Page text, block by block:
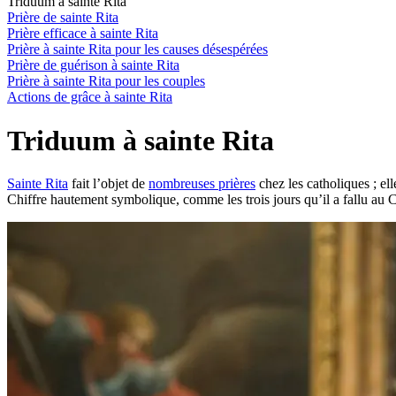
Prière de sainte Rita
Prière efficace à sainte Rita
Prière à sainte Rita pour les causes désespérées
Prière de guérison à sainte Rita
Prière à sainte Rita pour les couples
Actions de grâce à sainte Rita
Triduum à sainte Rita
Sainte Rita fait l’objet de nombreuses prières chez les catholiques ;
Chiffre hautement symbolique, comme les trois jours qu’il a fallu au